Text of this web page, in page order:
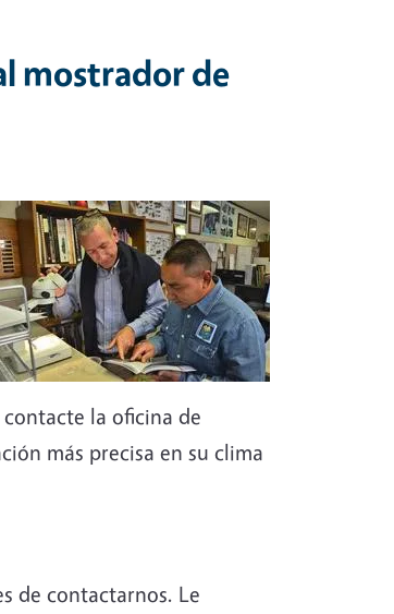
mostrador de
la oficina de
más precisa en su clima
de contactarnos. Le